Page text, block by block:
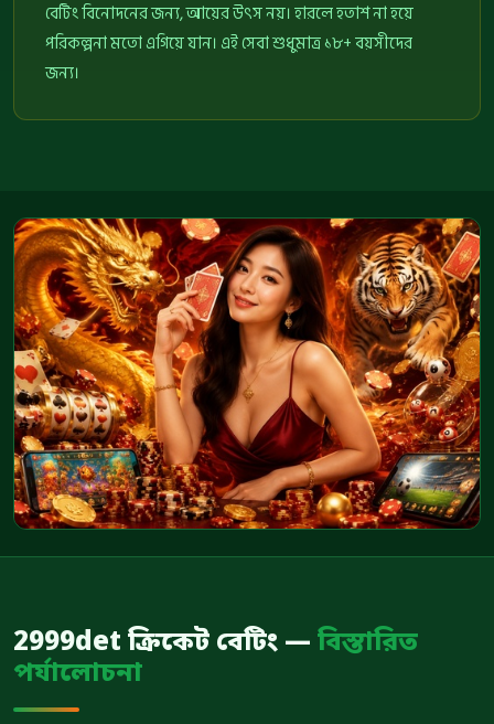
বেটিং বিনোদনের জন্য, আয়ের উৎস নয়। হারলে হতাশ না হয়ে
পরিকল্পনা মতো এগিয়ে যান। এই সেবা শুধুমাত্র ১৮+ বয়সীদের
জন্য।
2999det ক্রিকেট বেটিং — বিস্তারিত
পর্যালোচনা